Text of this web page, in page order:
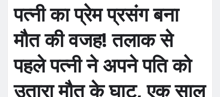
पत्नी का प्रेम प्रसंग बना
मौत की वजह! तलाक से
पहले पत्नी ने अपने पति को
उतारा मौत के घाट, एक साल